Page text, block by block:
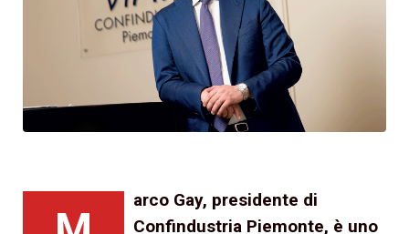
arco Gay, presidente di
Confindustria Piemonte, è uno